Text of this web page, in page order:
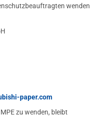
wenden
paper.com
zu wenden, bleibt